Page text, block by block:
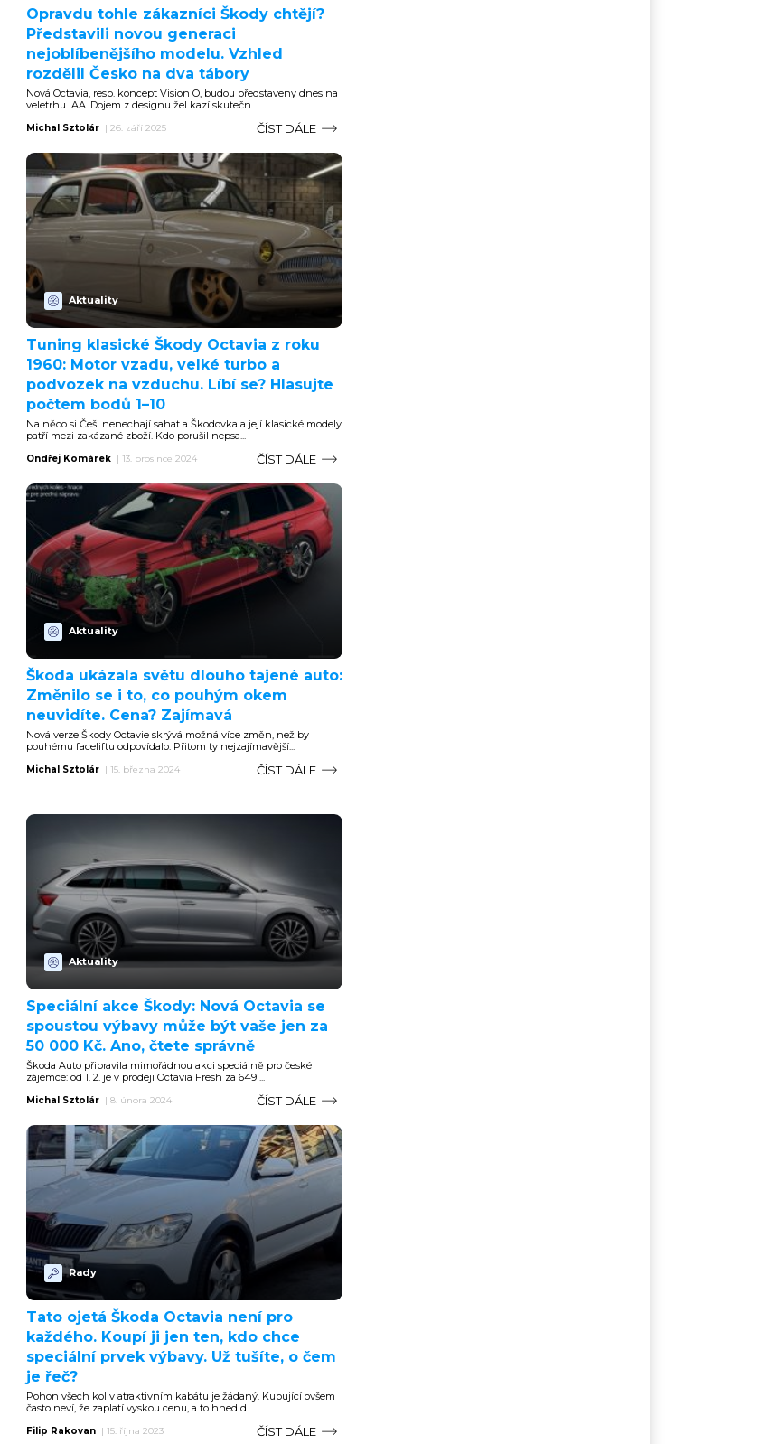
Opravdu tohle zákazníci Škody chtějí?
Představili novou generaci
nejoblíbenějšího modelu. Vzhled
rozdělil Česko na dva tábory
Nová Octavia, resp. koncept Vision O, budou představeny dnes na
veletrhu IAA. Dojem z designu žel kazí skutečn...
Michal Sztolár | 26. září 2025 ČÍST DÁLE
Aktuality
Tuning klasické Škody Octavia z roku
1960: Motor vzadu, velké turbo a
podvozek na vzduchu. Líbí se? Hlasujte
počtem bodů 1–10
Na něco si Češi nenechají sahat a Škodovka a její klasické modely
patří mezi zakázané zboží. Kdo porušil nepsa...
Ondřej Komárek | 13. prosince 2024 ČÍST DÁLE
Aktuality
Škoda ukázala světu dlouho tajené auto:
Změnilo se i to, co pouhým okem
neuvidíte. Cena? Zajímavá
Nová verze Škody Octavie skrývá možná více změn, než by
pouhému faceliftu odpovídalo. Přitom ty nejzajímavější...
Michal Sztolár | 15. března 2024 ČÍST DÁLE
Aktuality
Speciální akce Škody: Nová Octavia se
spoustou výbavy může být vaše jen za
50 000 Kč. Ano, čtete správně
Škoda Auto připravila mimořádnou akci speciálně pro české
zájemce: od 1. 2. je v prodeji Octavia Fresh za 649 ...
Michal Sztolár | 8. února 2024 ČÍST DÁLE
Rady
Tato ojetá Škoda Octavia není pro
každého. Koupí ji jen ten, kdo chce
speciální prvek výbavy. Už tušíte, o čem
je řeč?
Pohon všech kol v atraktivním kabátu je žádaný. Kupující ovšem
často neví, že zaplatí vyskou cenu, a to hned d...
Filip Rakovan | 15. října 2023 ČÍST DÁLE